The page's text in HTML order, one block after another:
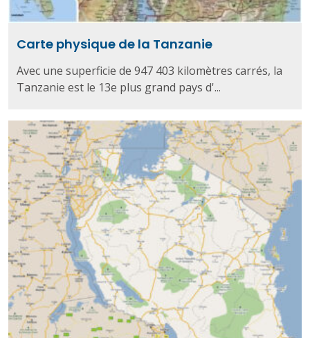
Carte physique de la Tanzanie
Avec une superficie de 947 403 kilomètres carrés, la
Tanzanie est le 13e plus grand pays d'...